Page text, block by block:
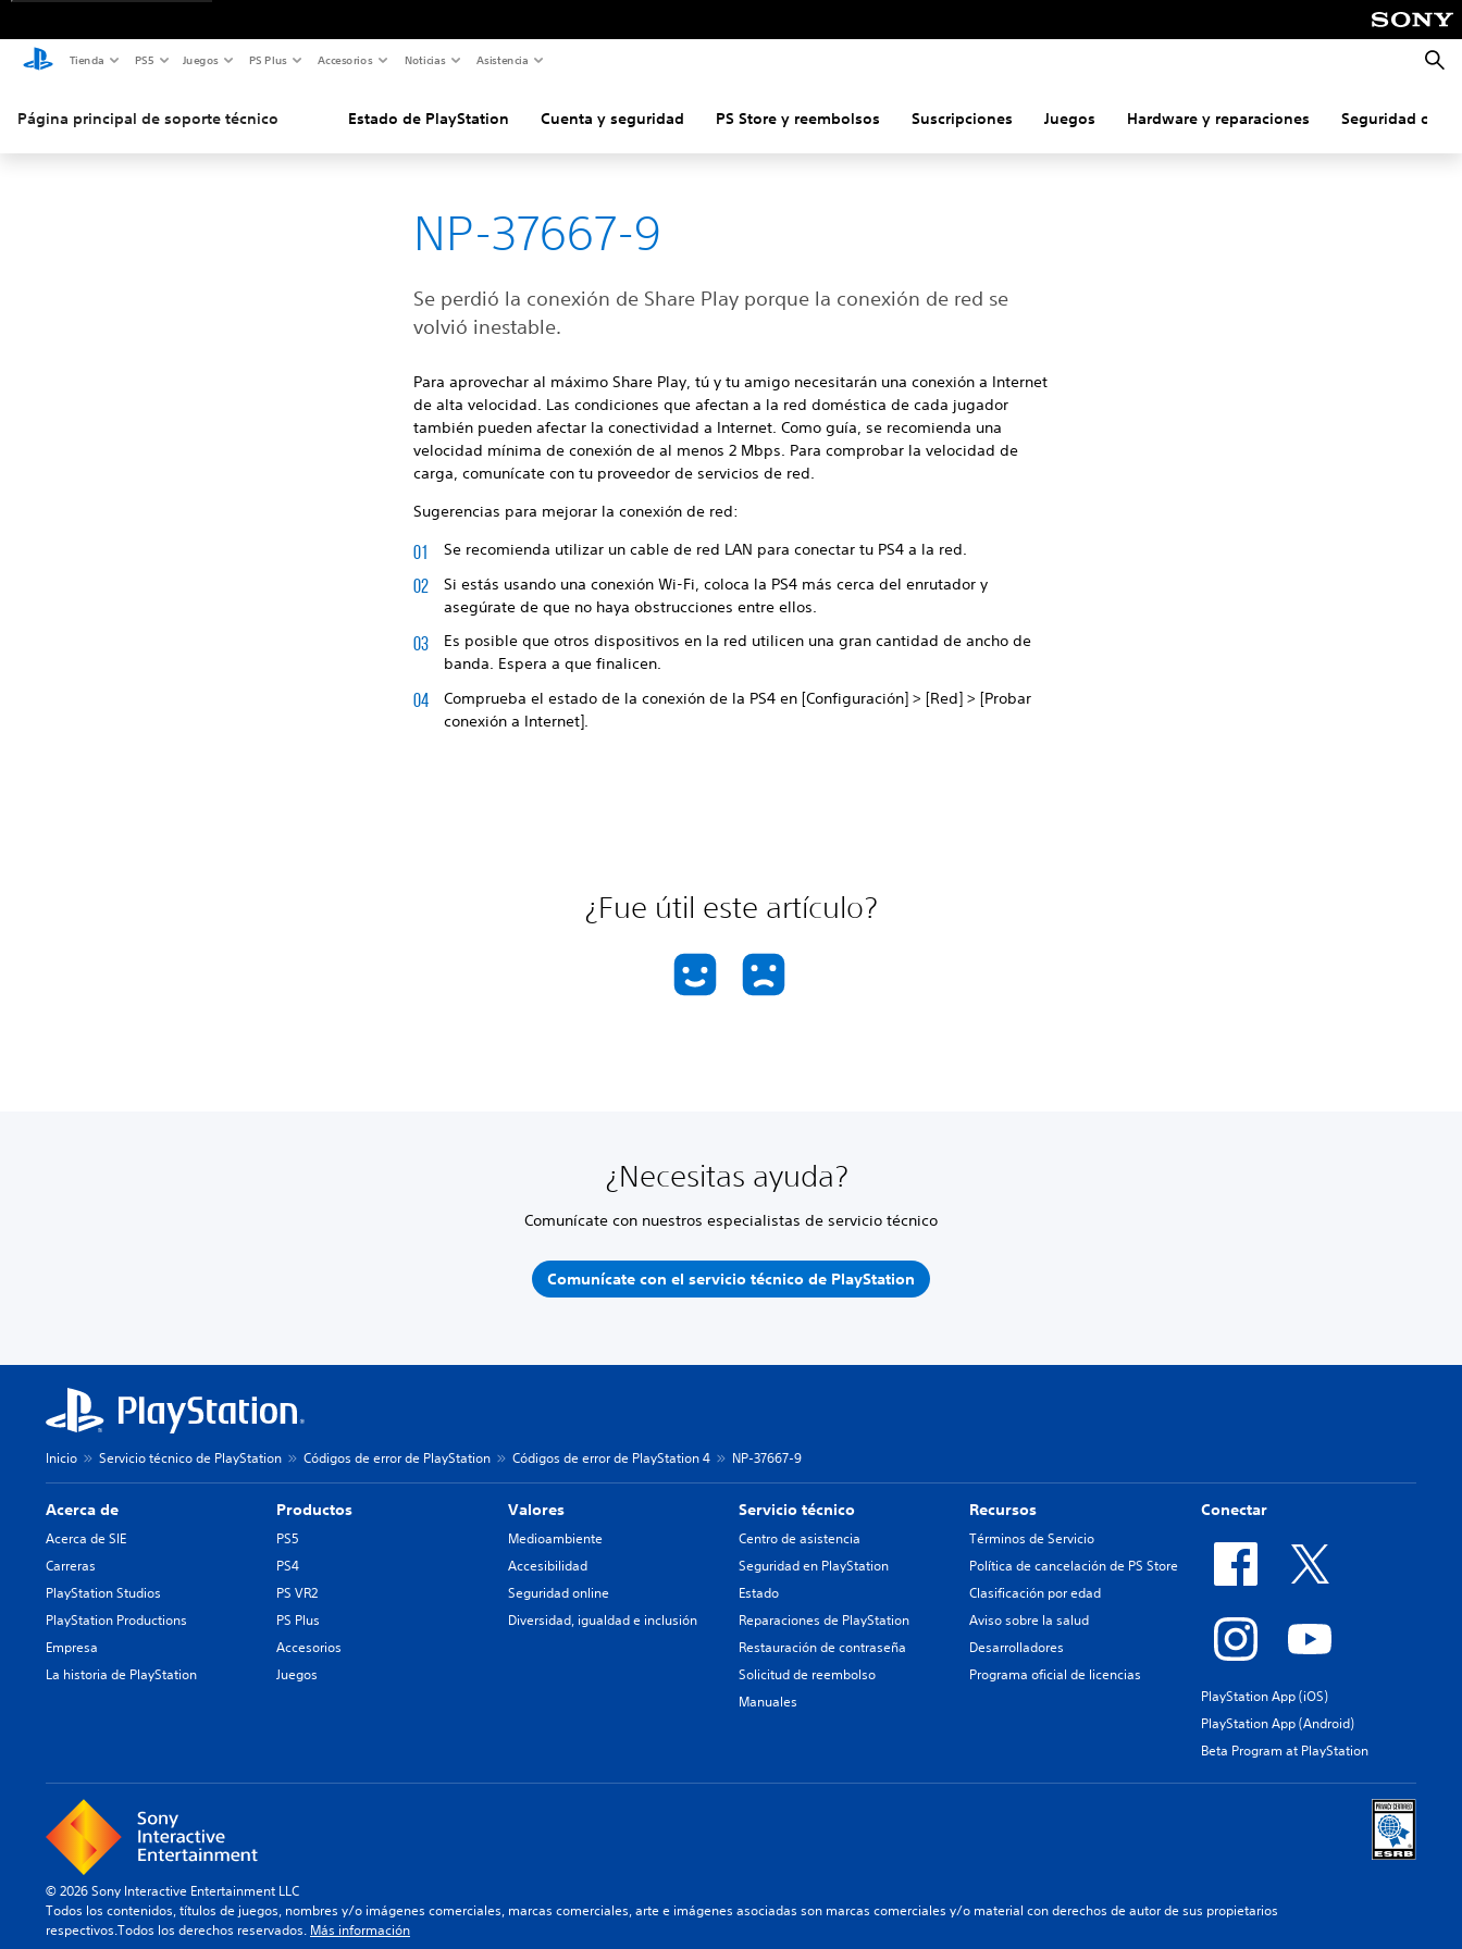
Tienda PS5 Juegos PS Plus Accesorios Noticias Asistencia
Página principal de soporte técnico Estado de PlayStation Cuenta y seguridad PS Store y reembolsos Suscripciones Juegos Hardware y reparaciones Seguridad
NP-37667-9
Se perdió la conexión de Share Play porque la conexión de red se
volvió inestable.
Para aprovechar al máximo Share Play, tú y tu amigo necesitarán una conexión a Internet
de alta velocidad. Las condiciones que afectan a la red doméstica de cada jugador
también pueden afectar la conectividad a Internet. Como guía, se recomienda una
velocidad mínima de conexión de al menos 2 Mbps. Para comprobar la velocidad de
carga, comunícate con tu proveedor de servicios de red.
Sugerencias para mejorar la conexión de red:
Se recomienda utilizar un cable de red LAN para conectar tu PS4 a la red.
Si estás usando una conexión Wi-Fi, coloca la PS4 más cerca del enrutador y
asegúrate de que no haya obstrucciones entre ellos.
Es posible que otros dispositivos en la red utilicen una gran cantidad de ancho de
banda. Espera a que finalicen.
Comprueba el estado de la conexión de la PS4 en [Configuración] > [Red] > [Probar
conexión a Internet].
¿Fue útil este artículo?
¿Necesitas ayuda?
Comunícate con nuestros especialistas de servicio técnico
Comunícate con el servicio técnico de PlayStation
Inicio Servicio técnico de PlayStation Códigos de error de PlayStation Códigos de error de PlayStation 4 NP-37667-9
Acerca de
Acerca de SIE
Carreras
PlayStation Studios
PlayStation Productions
Empresa
La historia de PlayStation
Productos
PS5
PS4
PS VR2
PS Plus
Accesorios
Juegos
Valores
Medioambiente
Accesibilidad
Seguridad online
Diversidad, igualdad e inclusión
Servicio técnico
Centro de asistencia
Seguridad en PlayStation
Estado
Reparaciones de PlayStation
Restauración de contraseña
Solicitud de reembolso
Manuales
Recursos
Términos de Servicio
Política de cancelación de PS Store
Clasificación por edad
Aviso sobre la salud
Desarrolladores
Programa oficial de licencias
Conectar
PlayStation App (iOS)
PlayStation App (Android)
Beta Program at PlayStation
© 2026 Sony Interactive Entertainment LLC
Todos los contenidos, títulos de juegos, nombres y/o imágenes comerciales, marcas comerciales, arte e imágenes asociadas son marcas comerciales y/o material con derechos de autor de sus propietarios
respectivos.Todos los derechos reservados. Más información